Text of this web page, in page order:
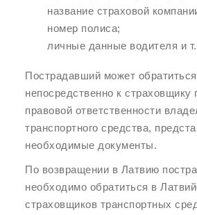
название страховой
номер полиса;
личные данные водителя и
Пострадавший может обратиться
непосредственно к страховщику
правовой ответственности
транспортного средства,
необходимые документы.
По возвращении в Латвию
необходимо обратиться в
страховщиков транспортных